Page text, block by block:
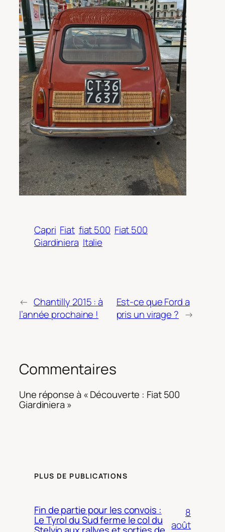
Capri Fiat fiat 500 Fiat 500
Giardiniera Italie
← Chantilly 2015 : à
l’année prochaine !
Est-ce que Ford a
pris un virage ? →
Commentaires
Une réponse à « Découverte : Fiat 500
Giardiniera »
PLUS DE PUBLICATIONS
Fin de partie pour les convois :
Le Tyrol du Sud ferme le col du
8
août